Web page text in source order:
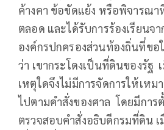
ค้างคา​ ข้อขัดแย้ง​ หรือพิจารณา
ตลอด และได้รับการร้องเรียนจ
องค์กรปกครองส่วนท้องถิ่นที่ข
ว่า เขากระโดงเป็นที่ดินของรัฐ
เหตุใดจึงไม่มีการจัดการให้เห
ไปตามคำสั่งของศาล โดยมีการ
ตรวจสอบคำสั่งอธิบดีกรมที่ดิน